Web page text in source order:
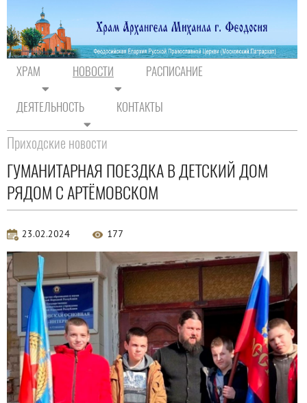
ХРАМ НОВОСТИ РАСПИСАНИЕ
ДЕЯТЕЛЬНОСТЬ КОНТАКТЫ
Приходские новости
ГУМАНИТАРНАЯ ПОЕЗДКА В ДЕТСКИЙ ДОМ
РЯДОМ С АРТЁМОВСКОМ
23.02.2024 177